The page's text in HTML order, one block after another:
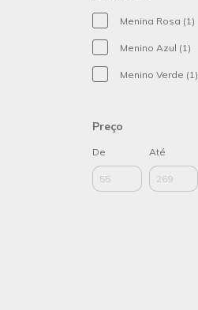
Menina Rosa (1)
Menino Azul (1)
Menino Verde (1)
Preço
De Até